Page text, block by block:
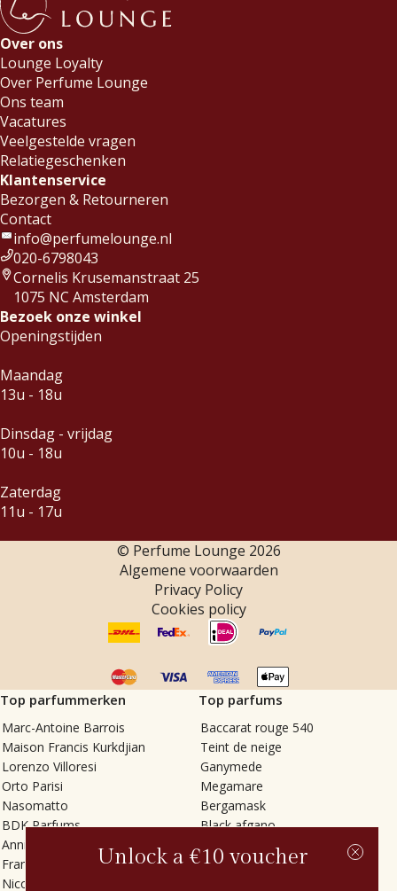
Over ons
Lounge Loyalty
Over Perfume Lounge
Ons team
Vacatures
Veelgestelde vragen
Relatiegeschenken
Klantenservice
Bezorgen & Retourneren
Contact
info@perfumelounge.nl
020-6798043
Cornelis Krusemanstraat 25
1075 NC Amsterdam
Bezoek onze winkel
Openingstijden
Maandag
13u - 18u
Dinsdag - vrijdag
10u - 18u
Zaterdag
11u - 17u
© Perfume Lounge 2026
Algemene voorwaarden
Privacy Policy
Cookies policy
Top parfummerken
Marc-Antoine Barrois
Maison Francis Kurkdjian
Lorenzo Villoresi
Orto Parisi
Nasomatto
BDK Parfums
Annindriya
Francesca Bianchi
Nicolaï
Top parfums
Baccarat rouge 540
Teint de neige
Ganymede
Megamare
Bergamask
Black afgano
Gris charnel
Tilia
Unlock a €10 voucher